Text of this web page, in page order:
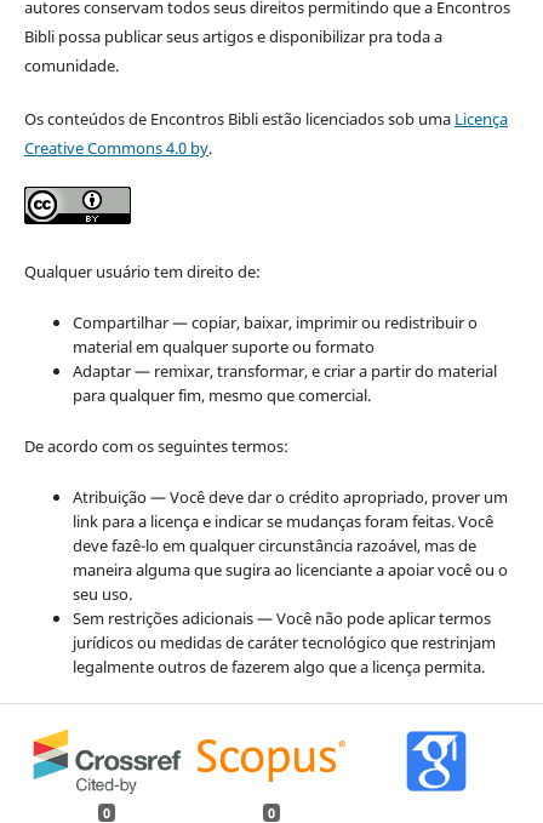
autores conservam todos seus direitos permitindo que a Encontros
Bibli possa publicar seus artigos e disponibilizar pra toda a
comunidade.
Os conteúdos de Encontros Bibli estão licenciados sob uma Licença
Creative Commons 4.0 by.
Qualquer usuário tem direito de:
Compartilhar — copiar, baixar, imprimir ou redistribuir o
material em qualquer suporte ou formato
Adaptar — remixar, transformar, e criar a partir do material
para qualquer fim, mesmo que comercial.
De acordo com os seguintes termos:
Atribuição — Você deve dar o crédito apropriado, prover um
link para a licença e indicar se mudanças foram feitas. Você
deve fazê-lo em qualquer circunstância razoável, mas de
maneira alguma que sugira ao licenciante a apoiar você ou o
seu uso.
Sem restrições adicionais — Você não pode aplicar termos
jurídicos ou medidas de caráter tecnológico que restrinjam
legalmente outros de fazerem algo que a licença permita.
0 0